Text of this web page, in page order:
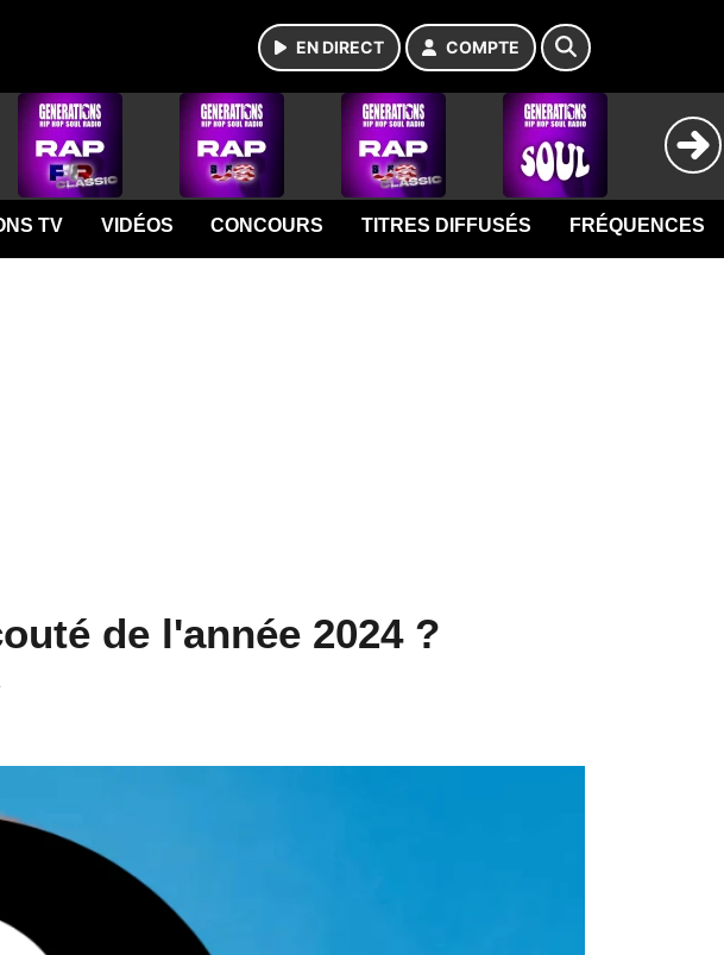
EN DIRECT COMPTE
TV VIDÉOS CONCOURS TITRES DIFFUSÉS FRÉQUENCES
de l'année 2024 ?